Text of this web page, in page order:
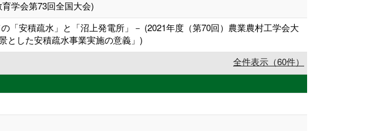
学会第73回全国大会)
「安積疏水」と「沼上発電所」－ (2021年度（第70回）農業農村工学会大
した安積疏水事業実施の意義」)
全件表示（60件）